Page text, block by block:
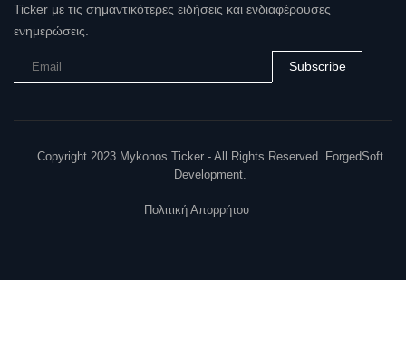
Ticker με τις σημαντικότερες ειδήσεις και ενδιαφέρουσες
ενημερώσεις.
Subscribe
Copyright 2023 Mykonos Ticker - All Rights Reserved. ForgedSoft
Development.
Πολιτική Απορρήτου